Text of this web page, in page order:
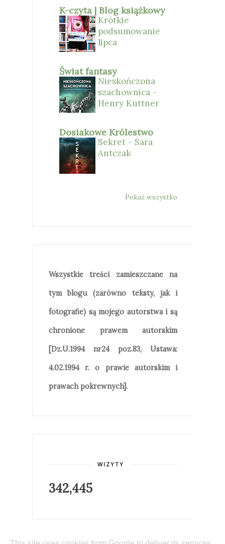
K-czyta | Blog książkowy
Krótkie
podsumowanie
lipca
Świat fantasy
Nieskończona
szachownica -
Henry Kuttner
Dosiakowe Królestwo
Sekret - Sara
Antczak
Pokaż wszystko
Wszystkie treści zamieszczane na
tym blogu (zarówno teksty, jak i
fotografie) są mojego autorstwa i są
chronione prawem autorskim
[Dz.U.1994 nr24 poz.83, Ustawa:
4.02.1994 r. o prawie autorskim i
prawach pokrewnych].
WIZYTY
342,445